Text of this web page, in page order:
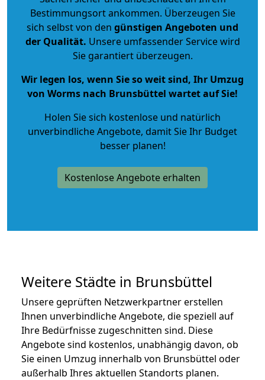
Bestimmungsort ankommen. Überzeugen Sie
sich selbst von den günstigen Angeboten und
der Qualität. Unsere umfassender Service wird
Sie garantiert überzeugen.
Wir legen los, wenn Sie so weit sind, Ihr Umzug
von Worms nach Brunsbüttel wartet auf Sie!
Holen Sie sich kostenlose und natürlich
unverbindliche Angebote, damit Sie Ihr Budget
besser planen!
Kostenlose Angebote erhalten
Weitere Städte in Brunsbüttel
Unsere geprüften Netzwerkpartner erstellen
Ihnen unverbindliche Angebote, die speziell auf
Ihre Bedürfnisse zugeschnitten sind. Diese
Angebote sind kostenlos, unabhängig davon, ob
Sie einen Umzug innerhalb von Brunsbüttel oder
außerhalb Ihres aktuellen Standorts planen.